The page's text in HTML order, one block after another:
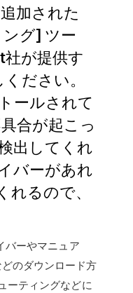
加された
グ] ツー
が提供す
ださい。
ールされて
合が起こっ
出してくれ
バーがあれ
るので、
バーやマニュア
のダウンロード方
ーティングなどに